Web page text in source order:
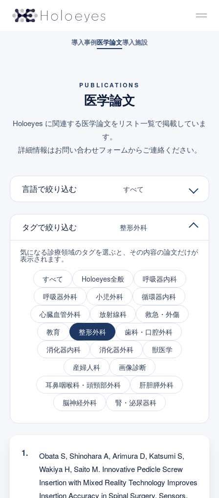
導入事例医学論文導入施設
PUBLICATIONS
医学論文
Holoeyes に関連する医学論文をリスト一覧で掲載していま
す。
詳細情報はお問い合わせフォームからご連絡ください。
言語で絞り込む すべて
タグで絞り込む 整形外科
気になる診療領域のタグを選ぶと、その内容の論文だけが
表示されます。
すべて Holoeyes全般
呼吸器内科
呼吸器外科
小児外科
循環器内科
心臓血管外科
放射線科
救急・外傷
教育
整形外科
歯科・口腔外科
消化器内科
消化器外科
獣医学
産婦人科
画像診断
耳鼻咽喉科・頭頸部外科
肝胆膵外科
脳神経外科
腎・泌尿器科
Obata S, Shinohara A, Arimura D, Katsumi S,
Wakiya H, Saito M. Innovative Pedicle Screw
Insertion with Mixed Reality Technology Improves
Insertion Accuracy in Spinal Surgery. Sensors.